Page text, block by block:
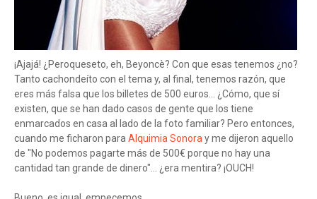
¡Ajajá! ¿Peroqueseto, eh, Beyoncè? Con que esas tenemos ¿no?
Tanto cachondeíto con el tema y, al final, tenemos razón, que
eres más falsa que los billetes de 500 euros... ¿Cómo, que sí
existen, que se han dado casos de gente que los tiene
enmarcados en casa al lado de la foto familiar? Pero entonces,
cuando me ficharon paraAlquimia Sonoray me dijeron aquello
de "No podemos pagarte más de 500€ porque no hay una
cantidad tan grande de dinero"... ¿era mentira? ¡OUCH!